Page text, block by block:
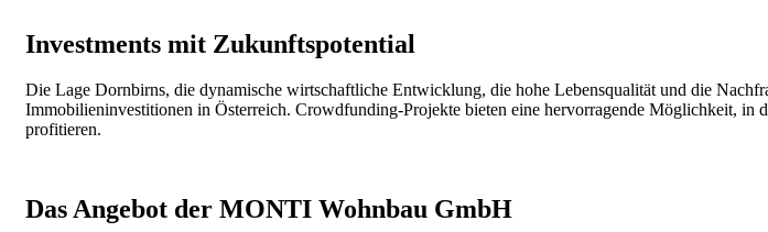
Investments mit Zukunftspotential
Die Lage Dornbirns, die dynamische wirtschaftliche Entwicklung, die hohe Lebensqualität und die
Immobilieninvestitionen in Österreich. Crowdfunding-Projekte bieten eine hervorragende Möglichkeit, in
profitieren.
Das Angebot der MONTI Wohnbau GmbH